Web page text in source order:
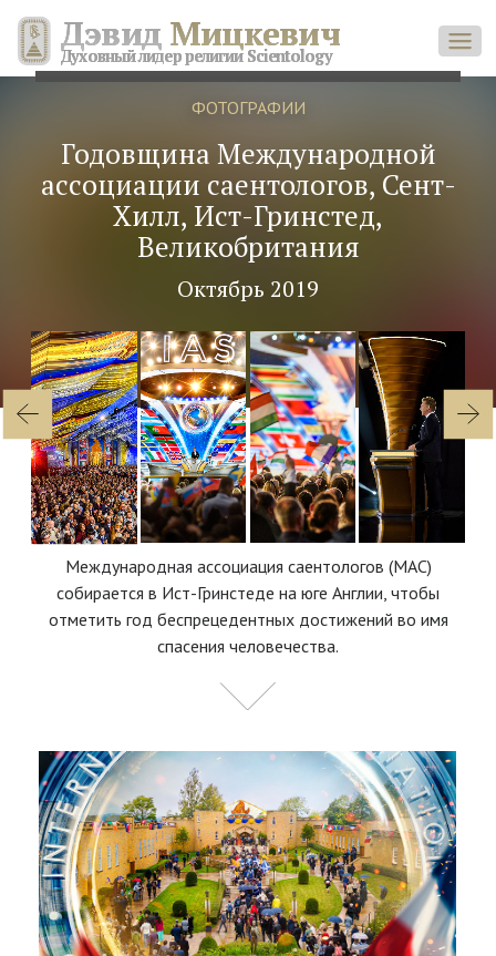
Дэвид Мицкевич
Духовный лидер религии Scientology
ФОТОГРАФИИ
Годовщина Международной
ассоциации саентологов, Сент-
Хилл, Ист-Гринстед,
Великобритания
Октябрь 2019
Международная ассоциация саентологов (МАС)
собирается в Ист-Гринстеде на юге Англии, чтобы
отметить год беспрецедентных достижений во имя
спасения человечества.